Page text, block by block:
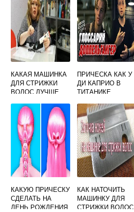
КАКАЯ МАШИНКА
ДЛЯ СТРИЖКИ
ВОЛОС ЛУЧШЕ
ВИБРАЦИОННАЯ
ПРИЧЕСКА КАК У
ДИ КАПРИО В
ТИТАНИКЕ
КАКУЮ ПРИЧЕСКУ
СДЕЛАТЬ НА
ДЕНЬ РОЖДЕНИЯ
КАК НАТОЧИТЬ
МАШИНКУ ДЛЯ
СТРИЖКИ ВОЛОС